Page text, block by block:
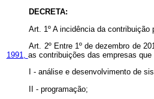
DECRETA:
Art. 1º A incidência da
Art. 2º Entre 1º de dezembro de
1991, as contribuições das empresas
I - análise e desenvolvimento de
II - programação;